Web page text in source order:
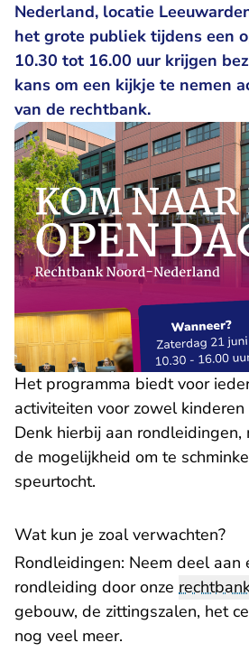
Nederland, locatie
het grote publiek tijdens een
10.30 tot 16.00 uur krijgen
kans om een kijkje te nemen
van de rechtbank.
Het programma biedt voor
activiteiten voor zowel
Denk hierbij aan rondleidingen,
de mogelijkheid om te
speurtocht.
Wat kun je zoal verwachten?
Rondleidingen: Neem deel aan
rondleiding door onze
gebouw, de zittingszalen, het
nog veel meer.